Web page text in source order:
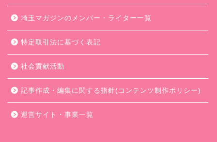
埼玉マガジンのメンバー・ライター一覧
特定取引法に基づく表記
社会貢献活動
記事作成・編集に関する指針(コンテンツ制作ポリシー)
運営サイト・事業一覧